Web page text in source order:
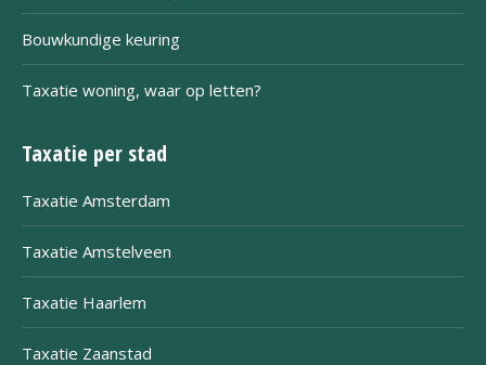
Bouwkundige keuring
Taxatie woning, waar op letten?
Taxatie per stad
Taxatie Amsterdam
Taxatie Amstelveen
Taxatie Haarlem
Taxatie Zaanstad